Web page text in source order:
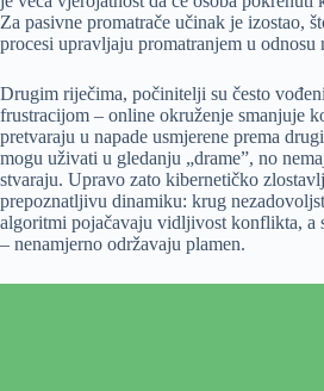
Za pasivne promatrače učinak je izostao,
procesi upravljaju promatranjem u odnosu
Drugim riječima, počinitelji su često
frustracijom – online okruženje smanjuje
pretvaraju u napade usmjerene prema
mogu uživati u gledanju „drame”, no
stvaraju. Upravo zato kibernetičko
prepoznatljivu dinamiku: krug
algoritmi pojačavaju vidljivost konflikta, a
– nenamjerno održavaju plamen.